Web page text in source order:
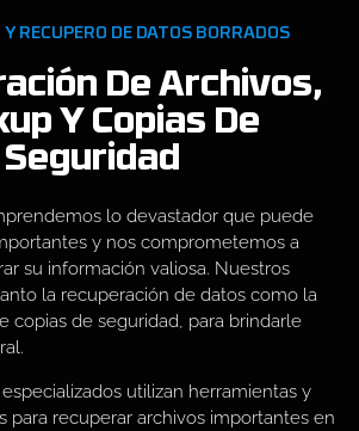
Y RECUPERO DE DATOS BORRADOS
De Archivos,
Y Copias De
Seguridad
lo devastador que puede
y nos comprometemos a
su información valiosa. Nuestros
la recuperación de datos como la
copias de seguridad, para brindarle
utilizan herramientas y
para recuperar archivos importantes en